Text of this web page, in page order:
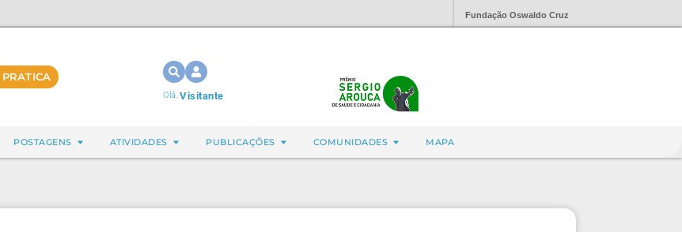
Fundação Oswaldo Cruz
Olá,Visitante
POSTAGENS ATIVIDADES PUBLICAÇÕES COMUNIDADES MAPA